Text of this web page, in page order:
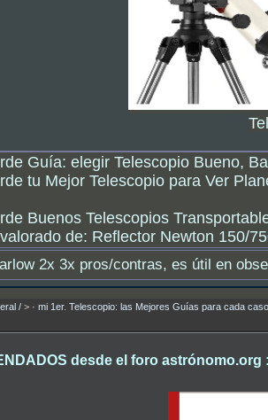
Guía: elegir Telescopio Bueno,
tu Mejor Telescopio para Ver
Buenos Telescopios
de: Reflector Newton 150/
2x 3x pros/contras, es útil en
/ > · mi 1er. Telescopio: las Mejores Guías para cada
desde el foro astrónomo.org